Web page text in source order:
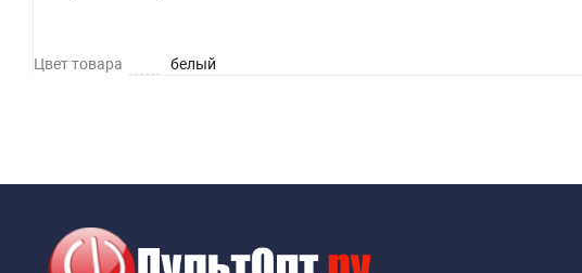
Цвет товара белый